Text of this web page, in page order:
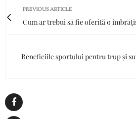
PREVIOUS ARTICLE
Cum ar trebui să fie oferită o
Beneficiile sportului pentru trup și